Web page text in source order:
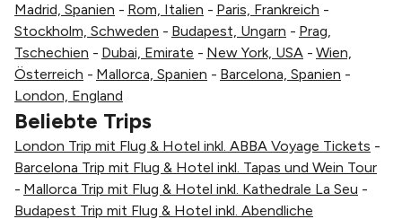
Madrid, Spanien - Rom, Italien - Paris, Frankreich -
Stockholm, Schweden - Budapest, Ungarn - Prag,
Tschechien - Dubai, Emirate - New York, USA - Wien,
Österreich - Mallorca, Spanien - Barcelona, Spanien -
London, England
Beliebte Trips
London Trip mit Flug & Hotel inkl. ABBA Voyage Tickets -
Barcelona Trip mit Flug & Hotel inkl. Tapas und Wein Tour
- Mallorca Trip mit Flug & Hotel inkl. Kathedrale La Seu -
Budapest Trip mit Flug & Hotel inkl. Abendliche